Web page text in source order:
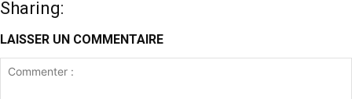
Sharing:
LAISSER UN COMMENTAIRE